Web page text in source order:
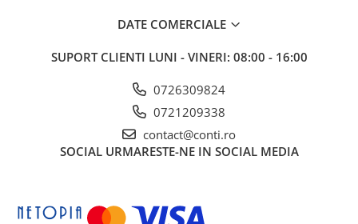
Masini de maturat
Accesorii echipamente curatenie
Dispozitive de imprastiat si
Roabe si carucioare
DATE COMERCIALE
SUPORT CLIENTI LUNI - VINERI: 08:00 - 16:00
0726309824
0721209338
contact@conti.ro
SOCIAL URMARESTE-NE IN SOCIAL MEDIA